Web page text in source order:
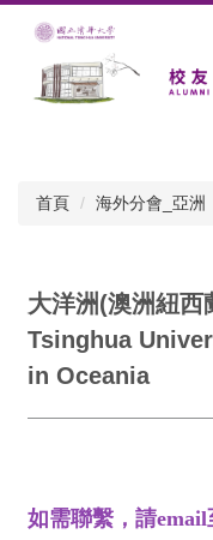
首頁
海外分會_亞洲
大洋洲(澳洲紐西
Tsinghua
in Oceania
如需聯繫，請